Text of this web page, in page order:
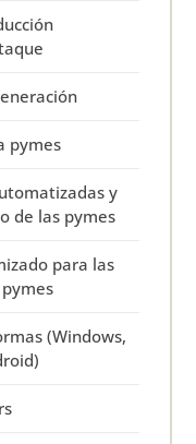
pymes
y
de las pymes
para las
(Windows,